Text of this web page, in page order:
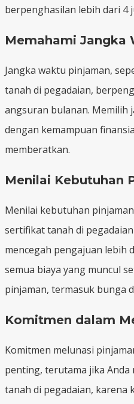
berpenghasilan lebih dari 4
Memahami Jangka
Jangka waktu pinjaman,
tanah di pegadaian,
angsuran bulanan. Memilih
dengan kemampuan
memberatkan.
Menilai Kebutuhan
Menilai kebutuhan
sertifikat tanah di
mencegah pengajuan lebih
semua biaya yang muncul
pinjaman, termasuk bunga
Komitmen dalam
Komitmen melunasi
penting, terutama jika
tanah di pegadaian, karena